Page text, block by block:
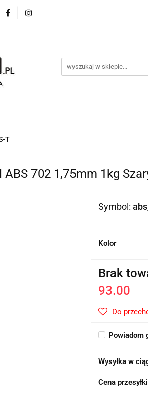
Bestsellery
T
702 1,75mm 1kg
Symbol:
Kolor
Brak
93.00
Do
Powiadom
Wysyłka w
Cena przesyłki